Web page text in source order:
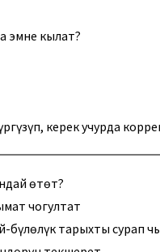
эмне кылат?
керек учурда
өтөт?
чогултат
тарыхты сурап